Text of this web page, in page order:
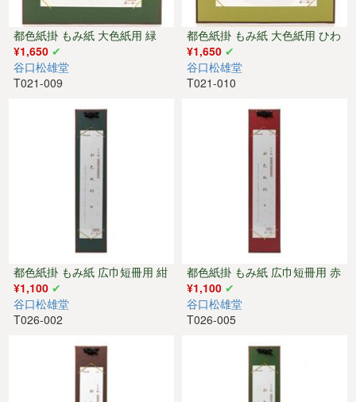
都色紙掛 もみ紙 大色紙用 緑
¥1,650
谷口松雄堂
T021-009
都色紙掛 もみ紙 大色紙用 ひわ
¥1,650
谷口松雄堂
T021-010
都色紙掛 もみ紙 広巾短冊用 紺
¥1,100
谷口松雄堂
T026-002
都色紙掛 もみ紙 広巾短冊用 赤
¥1,100
谷口松雄堂
T026-005